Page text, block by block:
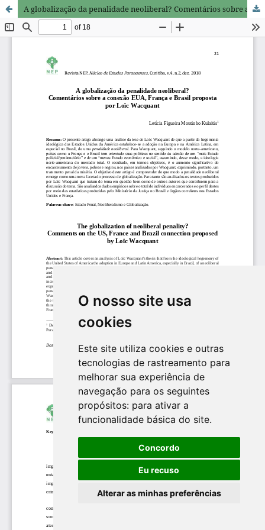
O nosso site usa
cookies
Este site utiliza cookies e outras
tecnologias de rastreamento para
melhorar sua experiência de
navegação para os seguintes
propósitos: para ativar a
funcionalidade básica do site.
Concordo
Eu recuso
Alterar as minhas preferências
A globalização da penalidade neoliberal? Comentários sobre a conexão EUA, França e Brasil proposta por Loïc Wacquant